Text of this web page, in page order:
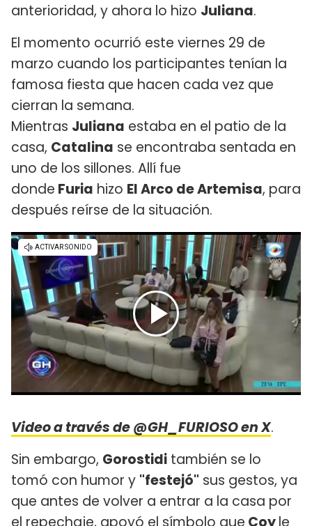
anterioridad, y ahora lo hizo Juliana.
El momento ocurrió este viernes 29 de
marzo cuando los participantes tenían la
famosa fiesta que hacen cada vez que
cierran la semana.
Mientras Juliana estaba en el patio de la
casa, Catalina se encontraba sentada en
uno de los sillones. Allí fue
donde Furia hizo El Arco de Artemisa, para
después reírse de la situación.
Video a través de @GH_FURIOSO en X.
Sin embargo, Gorostidi también se lo
tomó con humor y "festejó" sus gestos, ya
que antes de volver a entrar a la casa por
el repechaje, apoyó el símbolo que Coyle